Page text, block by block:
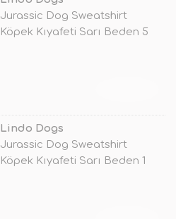
Jurassic Dog Sweatshirt
Köpek Kıyafeti Sarı Beden 5
Lindo Dogs
Jurassic Dog Sweatshirt
Köpek Kıyafeti Sarı Beden 1